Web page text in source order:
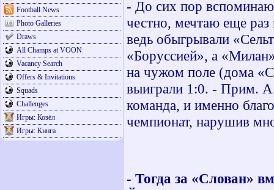
Football News
Photo Galleries
Draws
All Champs at VOON
Vacancy Search
Offers & Invitations
Squads
Challenges
Игры: Козёл
Игры: Кинга
- До сих пор
честно, мечтаю еще
ведь обыгрывали
«Боруссией», а
на чужом поле (дома
выиграли 1:0. - Прим.
команда, и именно
чемпионат, нарушив
- Тогда за «Слован»